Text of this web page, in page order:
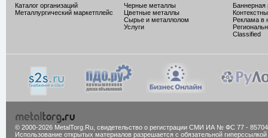
Каталог организаций
Металлургический маркетплейс
Черные металлы
Цветные металлы
Сырье и металлолом
Услуги
Баннерная
Реклама в
Classified
© 2000-2026 MetalTorg.Ru, cвидетельство о регистрации СМИ ИА № ФС 77 - 85704
Использование открытых материалов разрешается с обязательной гиперссылкой